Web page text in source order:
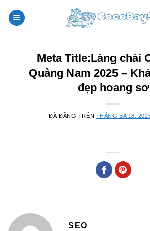
đến
Meta Title:Làng chài
Quảng Nam 2025 –
đẹp hoang sơ
ĐÃ ĐĂNG TRÊN THÁNG BA 18,
SEO